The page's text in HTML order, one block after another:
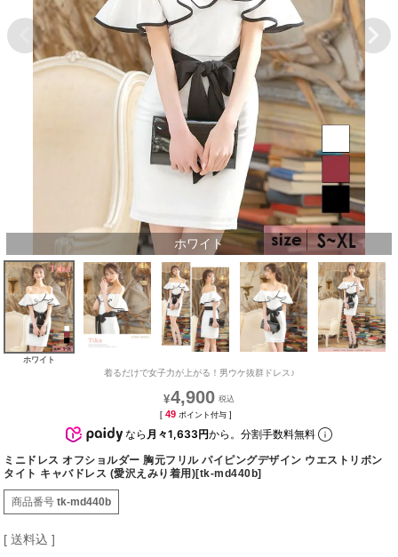
ホワイト
ホワイト
着るだけで女子力が上がる！男ウケ抜群ドレス♪
¥4,900
[ 49 ポイント付与 ]
なら 月々1,633円から。分割手数料無料
ミニドレス オフショルダー 胸元フリル パイピングデザイン ウエストリボン
タイト キャバドレス (愛沢えみり着用)[tk-md440b]
商品番号 tk-md440b
送料込